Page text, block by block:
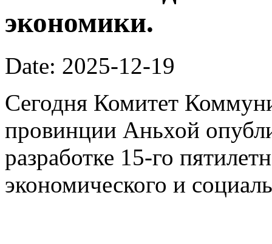
экономики.
Date: 2025-12-19
Сегодня Комитет
провинции Аньхой
разработке 15-го
экономического и